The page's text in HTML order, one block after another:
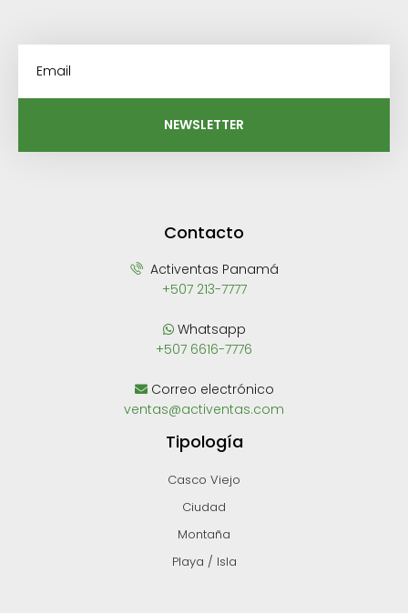
NEWSLETTER
Contacto
Activentas Panamá
+507 213-7777
Whatsapp
+507 6616-7776
Correo electrónico
ventas@activentas.com
Tipología
Casco Viejo
Ciudad
Montaña
Playa / Isla